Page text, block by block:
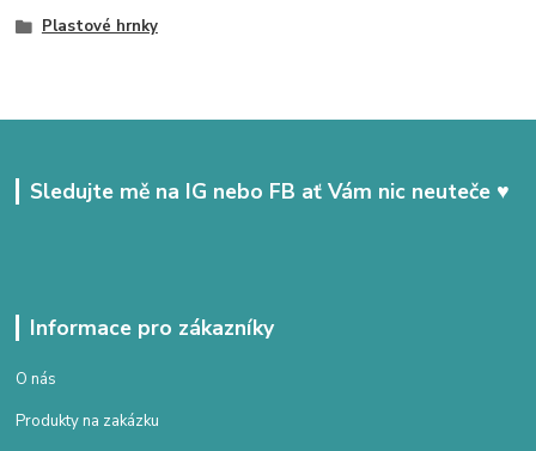
Plastové hrnky
Sledujte mě na IG nebo FB ať Vám nic neuteče ♥
Informace pro zákazníky
O nás
Produkty na zakázku